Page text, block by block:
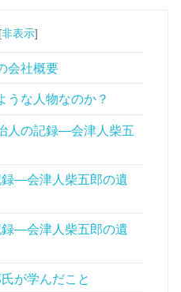
[非表示]
会社概要
うな人物なのか？
人の記録―会津人柴五
録―会津人柴五郎の遺
録―会津人柴五郎の遺
が学んだこと